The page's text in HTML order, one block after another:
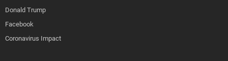
Donald Trump
Facebook
Coronavirus Impact